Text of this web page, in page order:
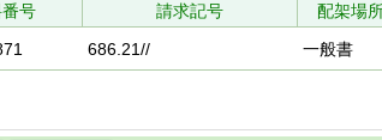
号 請求記号 配架場
686.21// 一般書